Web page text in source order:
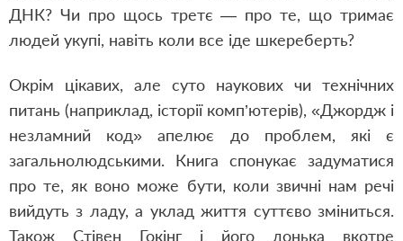
ДНК? Чи про щось третє — про те, що тримає
людей укупі, навіть коли все іде шкереберть?
Окрім цікавих, але суто наукових чи технічних
питань (наприклад, історії комп’ютерів), «Джордж і
незламний код» апелює до проблем, які є
загальнолюдськими. Книга спонукає задуматися
про те, як воно може бути, коли звичні нам речі
вийдуть з ладу, а уклад життя суттєво зміниться.
Також Стівен Гокінг і його донька вкотре